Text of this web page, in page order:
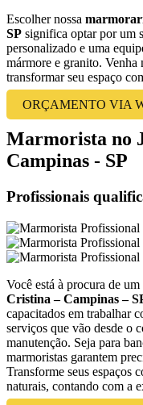
Escolher nossa
SP significa optar por um
personalizado e uma
mármore e granito. Venha
transformar seu espaço
ORÇAMENTO VIA
Marmorista no
Campinas - SP
Profissionais
Você está à procura de um
Cristina – Campinas –
capacitados em trabalhar
serviços que vão desde o
manutenção. Seja para
marmoristas garantem
Transforme seus espaços
naturais, contando com a